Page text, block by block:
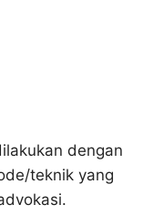
dengan
teknik yang